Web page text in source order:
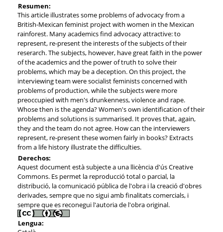
Resumen:
This article illustrates some problems of advocacy from a
British-Mexican feminist project with women in the Mexican
rainforest. Many academics find advocacy attractive: to
represent, re-present the interests of the subjects of their
reserarch. The subjects, however, have great faith in the power
of the academics and the power of truth to solve their
problems, which may be a deception. On this project, the
interviewing team were socialist feminists concerned with
problems of production, while the subjects were more
preoccupied with men's drunkenness, violence and rape.
Whose then is the agenda? Women's own identification of their
problems and solutions is summarised. It proves that, again,
they and the team do not agree. How can the interviewers
represent, re-present these women fairly in books? Extracts
from a life history illustrate the difficulties.
Derechos:
Aquest document està subjecte a una llicència d'ús Creative
Commons. Es permet la reproducció total o parcial, la
distribució, la comunicació pública de l'obra i la creació d'obres
derivades, sempre que no sigui amb finalitats comercials, i
sempre que es reconegui l'autoria de l'obra original.
Lengua: